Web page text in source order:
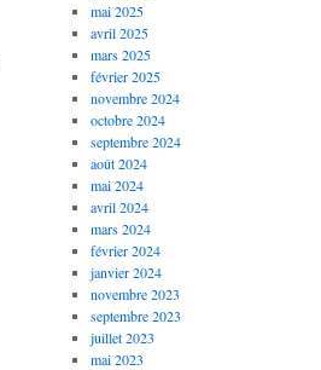
mai 2025
avril 2025
mars 2025
février 2025
novembre 2024
octobre 2024
septembre 2024
août 2024
mai 2024
avril 2024
mars 2024
février 2024
janvier 2024
novembre 2023
septembre 2023
juillet 2023
mai 2023